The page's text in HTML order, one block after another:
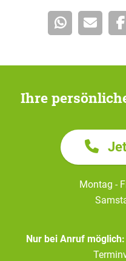
Ihre
Montag -
Nur bei Anruf möglich: